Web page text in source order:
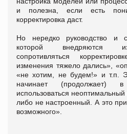
и полезна, если есть
корректировка даст.
Но нередко руководство и
которой внедряются
сопротивляться
изменения тяжело дались»,
«не хотим, не будем!» и т.п.
начинает (продолжает) в
использоваться
либо не настроенный. А это
возможного».